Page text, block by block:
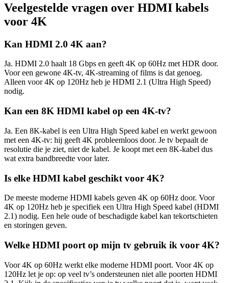
Veelgestelde vragen over HDMI kabels
voor 4K
Kan HDMI 2.0 4K aan?
Ja. HDMI 2.0 haalt 18 Gbps en geeft 4K op 60Hz met HDR door.
Voor een gewone 4K-tv, 4K-streaming of films is dat genoeg.
Alleen voor 4K op 120Hz heb je HDMI 2.1 (Ultra High Speed)
nodig.
Kan een 8K HDMI kabel op een 4K-tv?
Ja. Een 8K-kabel is een Ultra High Speed kabel en werkt gewoon
met een 4K-tv: hij geeft 4K probleemloos door. Je tv bepaalt de
resolutie die je ziet, niet de kabel. Je koopt met een 8K-kabel dus
wat extra bandbreedte voor later.
Is elke HDMI kabel geschikt voor 4K?
De meeste moderne HDMI kabels geven 4K op 60Hz door. Voor
4K op 120Hz heb je specifiek een Ultra High Speed kabel (HDMI
2.1) nodig. Een hele oude of beschadigde kabel kan tekortschieten
en storingen geven.
Welke HDMI poort op mijn tv gebruik ik voor 4K?
Voor 4K op 60Hz werkt elke moderne HDMI poort. Voor 4K op
120Hz let je op: op veel tv’s ondersteunen niet alle poorten HDMI